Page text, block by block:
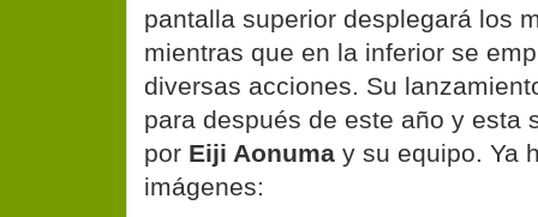
pantalla superior desplegará los
mientras que en la inferior se
diversas acciones. Su
para después de este año y esta
por Eiji Aonuma y su equipo. Ya
imágenes: